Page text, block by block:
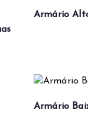
Armário
Armário